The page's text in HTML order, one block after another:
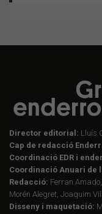
Director editorial: Lluís
Cap de redacció
Coordinació EDR i
Coordinació Anuari de
Redacció: Ferran
Morén Alegret, Joaquim
Disseny i maquetació: